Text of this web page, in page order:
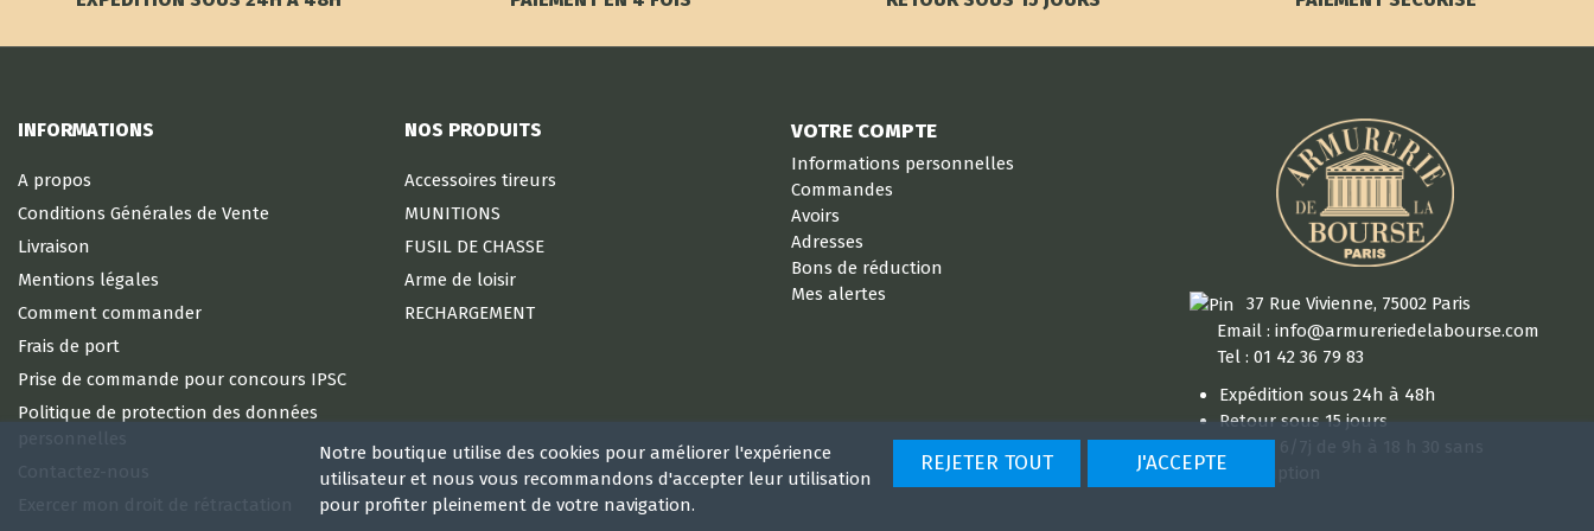
INFORMATIONS
A propos
Conditions Générales de Vente
Livraison
Mentions légales
Comment commander
Frais de port
Prise de commande pour concours IPSC
Politique de protection des données
NOS PRODUITS
Accessoires tireurs
MUNITIONS
FUSIL DE CHASSE
Arme de loisir
RECHARGEMENT
VOTRE COMPTE
Informations personnelles
Commandes
Avoirs
Adresses
Bons de réduction
Mes alertes
37 Rue Vivienne, 75002 Paris
Email : info@armureriedelabourse.com
Tel : 01 42 36 79 83
Expédition sous 24h à 48h
Retour sous 15 jours
interruption
Notre boutique utilise des cookies pour améliorer l'expérience
utilisateur et nous vous recommandons d'accepter leur utilisation
pour profiter pleinement de votre navigation.
REJETER TOUT J'ACCEPTE